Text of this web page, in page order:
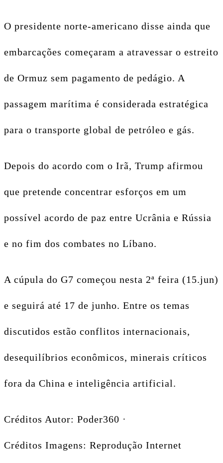
O presidente norte-americano disse ainda que
embarcações começaram a atravessar o estreito
de Ormuz sem pagamento de pedágio. A
passagem marítima é considerada estratégica
para o transporte global de petróleo e gás.
Depois do acordo com o Irã, Trump afirmou
que pretende concentrar esforços em um
possível acordo de paz entre Ucrânia e Rússia
e no fim dos combates no Líbano.
A cúpula do G7 começou nesta 2ª feira (15.jun)
e seguirá até 17 de junho. Entre os temas
discutidos estão conflitos internacionais,
desequilíbrios econômicos, minerais críticos
fora da China e inteligência artificial.
Créditos Autor: Poder360 ·
Créditos Imagens: Reprodução Internet